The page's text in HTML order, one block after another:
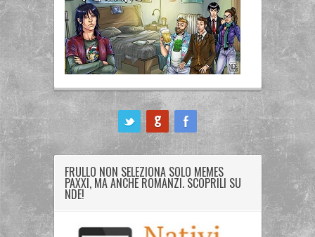
FRULLO NON SELEZIONA SOLO MEMES
PAXXI, MA ANCHE ROMANZI. SCOPRILI SU
NDE!